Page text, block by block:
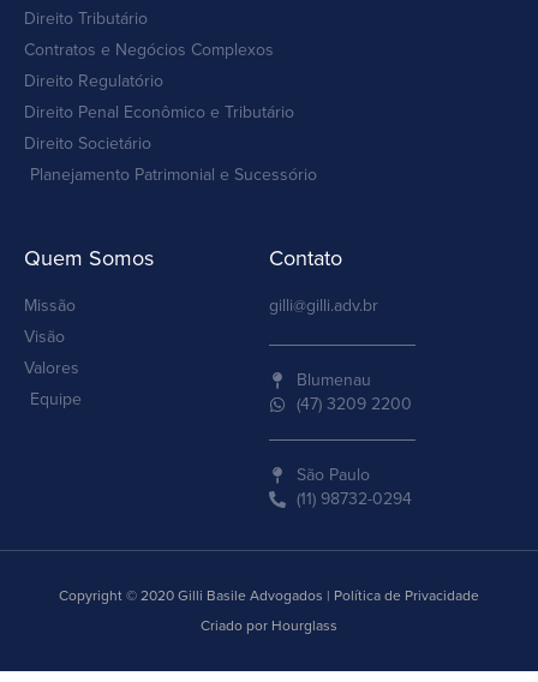
Direito Tributário
Contratos e Negócios Complexos
Direito Regulatório
Direito Penal Econômico e Tributário
Direito Societário
Planejamento Patrimonial e Sucessório
Quem Somos
Missão
Visão
Valores
Equipe
Contato
gilli@gilli.adv.br
Blumenau
(47) 3209 2200
São Paulo
(11) 98732-0294
Copyright © 2020 Gilli Basile Advogados | Política de Privacidade
Criado por Hourglass